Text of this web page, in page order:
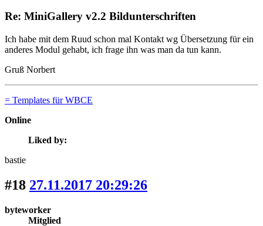
Re: MiniGallery v2.2 Bildunterschriften
Ich habe mit dem Ruud schon mal Kontakt wg Übersetzung für ein
anderes Modul gehabt, ich frage ihn was man da tun kann.
Gruß Norbert
= Templates für WBCE
Online
Liked by:
bastie
#18 27.11.2017 20:29:26
byteworker
Mitglied